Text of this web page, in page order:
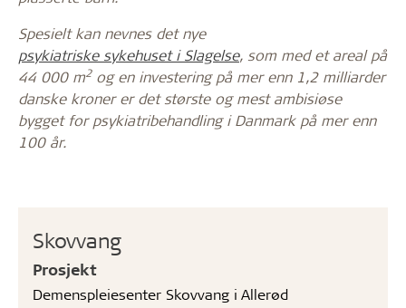
Skovvang
Prosjekt
Demenspleiesenter Skovvang i Allerød
Spesielt kan nevnes det nye
psykiatriske sykehuset i Slagelse, som med et areal på
44 000 m2og en investering på mer enn 1,2 milliarder
danske kroner er det største og mest ambisiøse
bygget for psykiatribehandling i Danmark på mer enn
100 år.